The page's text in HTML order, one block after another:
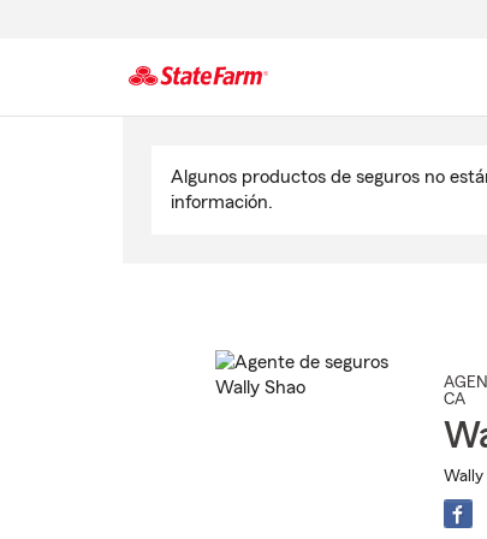
Algunos productos de seguros no
información.
CA
Wally